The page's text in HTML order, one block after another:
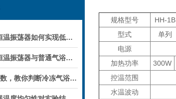
冷冻水浴恒温振荡器如何实现低温下的微生物培养？
冷冻气浴恒温振荡器与普通气浴振荡器的区别
5个关键参数，教你判断冷冻气浴恒温振荡器的性能优劣
规格型号 HH-1 B
型式
单列
电源
加热功率
300W
控温范围
水温波动